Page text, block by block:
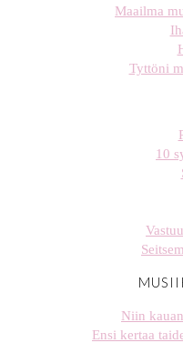
Maailma
Tyttöni
10
Niin
Ensi kertaa